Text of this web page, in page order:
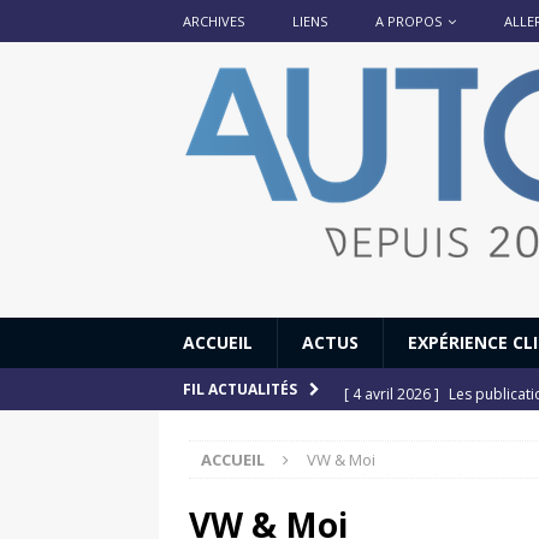
ARCHIVES LIENS A PROPOS
ACCUEIL ACTUS EXPÉRIENCE
FIL ACTUALITÉS [ 4 avril 2026 ] Les
[ 12 juillet 2025 ]
[ 6 juillet 2025 ]
ACCUEIL VW & Moi
VW & Moi